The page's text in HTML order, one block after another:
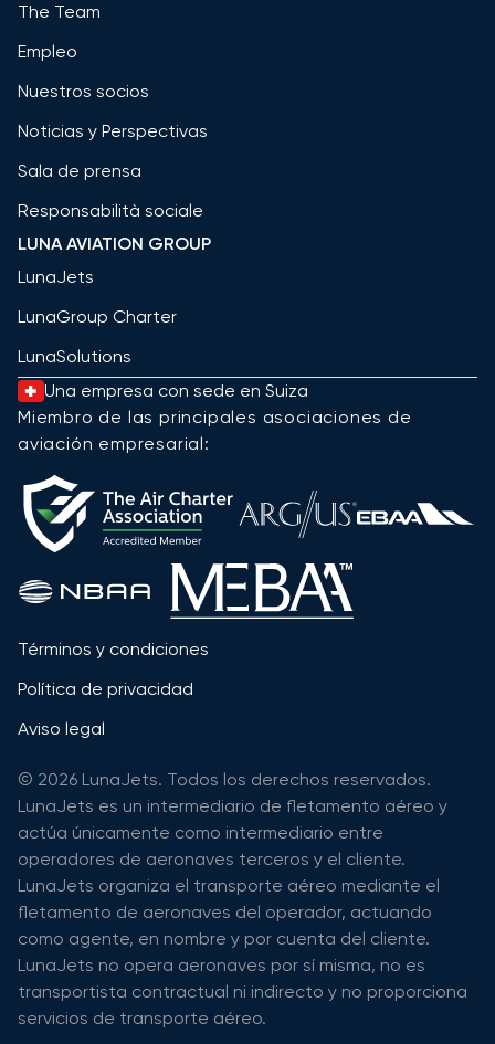
The Team
Empleo
Nuestros socios
Noticias y Perspectivas
Sala de prensa
Responsabilità sociale
LUNA AVIATION GROUP
LunaJets
LunaGroup Charter
LunaSolutions
Una empresa con sede en Suiza
Miembro de las principales asociaciones de
aviación empresarial:
Términos y condiciones
Política de privacidad
Aviso legal
© 2026 LunaJets. Todos los derechos reservados.
LunaJets es un intermediario de fletamento aéreo y
actúa únicamente como intermediario entre
operadores de aeronaves terceros y el cliente.
LunaJets organiza el transporte aéreo mediante el
fletamento de aeronaves del operador, actuando
como agente, en nombre y por cuenta del cliente.
LunaJets no opera aeronaves por sí misma, no es
transportista contractual ni indirecto y no proporciona
servicios de transporte aéreo.